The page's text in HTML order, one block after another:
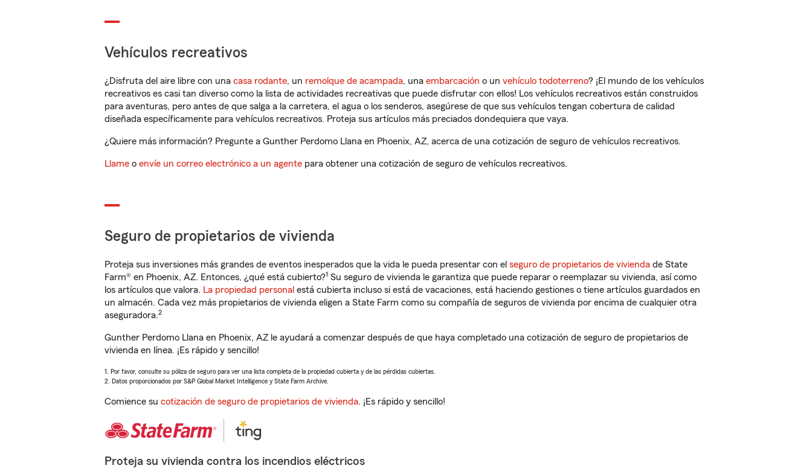
Vehículos recreativos
¿Disfruta del aire libre con una casa rodante, un remolque de acampada, una embarcación o un vehículo todoterreno? ¡El mundo de los vehículos
recreativos es casi tan diverso como la lista de actividades recreativas que puede disfrutar con ellos! Los vehículos recreativos están construidos
para aventuras, pero antes de que salga a la carretera, el agua o los senderos, asegúrese de que sus vehículos tengan cobertura de calidad
diseñada específicamente para vehículos recreativos. Proteja sus artículos más preciados dondequiera que vaya.
¿Quiere más información? Pregunte a Gunther Perdomo Llana en Phoenix, AZ, acerca de una cotización de seguro de vehículos recreativos.
Llame o envíe un correo electrónico a un agente para obtener una cotización de seguro de vehículos recreativos.
Seguro de propietarios de vivienda
Proteja sus inversiones más grandes de eventos inesperados que la vida le pueda presentar con el seguro de propietarios de vivienda de State
Farm® en Phoenix, AZ. Entonces, ¿qué está cubierto?1 Su seguro de vivienda le garantiza que puede reparar o reemplazar su vivienda, así como
los artículos que valora. La propiedad personal está cubierta incluso si está de vacaciones, está haciendo gestiones o tiene artículos guardados en
un almacén. Cada vez más propietarios de vivienda eligen a State Farm como su compañía de seguros de vivienda por encima de cualquier otra
aseguradora.2
Gunther Perdomo Llana en Phoenix, AZ le ayudará a comenzar después de que haya completado una cotización de seguro de propietarios de
vivienda en línea. ¡Es rápido y sencillo!
1. Por favor, consulte su póliza de seguro para ver una lista completa de la propiedad cubierta y de las pérdidas cubiertas.
2. Datos proporcionados por S&P Global Market Intelligence y State Farm Archive.
Comience su cotización de seguro de propietarios de vivienda. ¡Es rápido y sencillo!
Proteja su vivienda contra los incendios eléctricos